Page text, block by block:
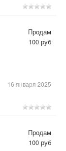
16 января 2025
Продам
100 руб
Продам
100 руб